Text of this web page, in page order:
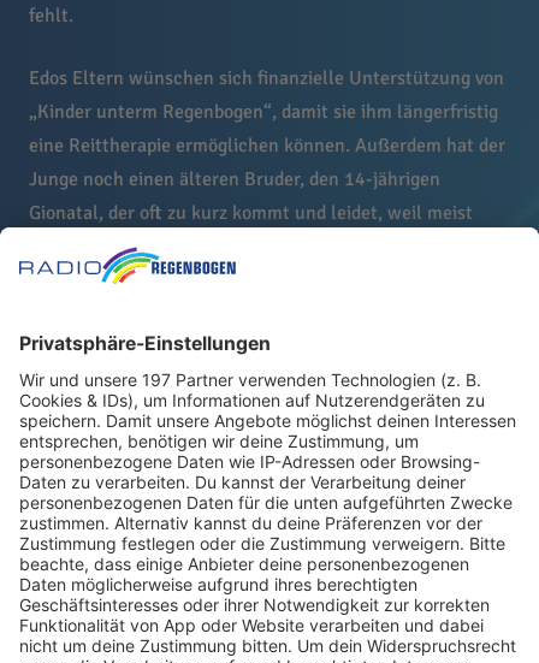
fehlt.
Edos Eltern wünschen sich finanzielle Unterstützung von
„Kinder unterm Regenbogen“, damit sie ihm längerfristig
eine Reittherapie ermöglichen können. Außerdem hat der
Junge noch einen älteren Bruder, den 14-jährigen
Gionatal, der oft zu kurz kommt und leidet, weil meist
Geld für die Behandlung und Zeit für die Betreuung seines
Bruders benötigt wird. Zum Beispiel wünscht sich
kein Geld, weil sie es für Edo brauchen.